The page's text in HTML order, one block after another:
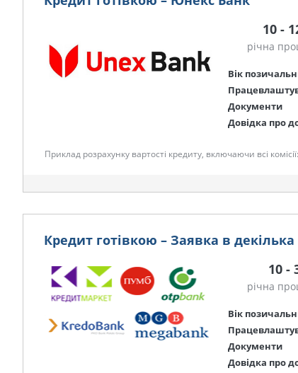
10 -
річна
Вік
Документи
Довідка про
Приклад розрахунку вартості кредиту, включаючи всі
Кредит готівкою – Заявка в декілька
10 -
річна
Вік
Документи
Довідка про